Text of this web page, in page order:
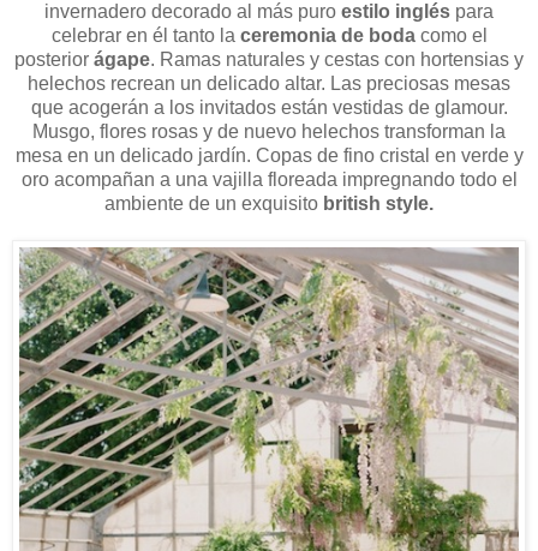
invernadero decorado al más puro estilo inglés para
celebrar en él tanto la ceremonia de bodacomo el
posterior ágape. Ramas naturales y cestas con hortensias y
helechos recrean un delicado altar. Las preciosas mesas
que acogerán a los invitados están vestidas de glamour.
Musgo, flores rosas y de nuevo helechos transforman la
mesa en un delicado jardín. Copas de fino cristal en verde y
oro acompañan a una vajilla floreada impregnando todo el
ambiente de un exquisito british style.